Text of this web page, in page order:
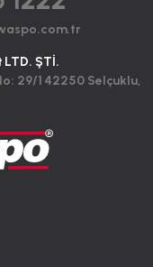
LTD. ŞTİ.
29/1 42250 Selçuklu,